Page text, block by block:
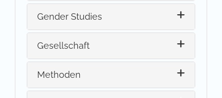
Gender Studies
Gesellschaft
Methoden